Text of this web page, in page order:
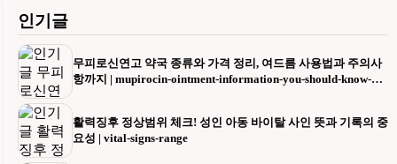
인기글
무피로신연고 약국 종류와 가격 정리, 여드름 사용법과 주의사
항까지 | mupirocin-ointment-information-you-should-know-bef
활력징후 정상범위 체크! 성인 아동 바이탈 사인 뜻과 기록의 중
요성 | vital-signs-range